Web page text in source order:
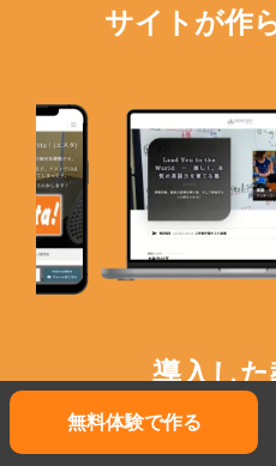
サイトが作
導入し
実際にchottoを使ったお客
ま
無料体験で作る